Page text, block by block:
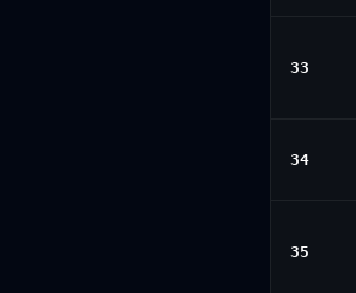
33
34
35